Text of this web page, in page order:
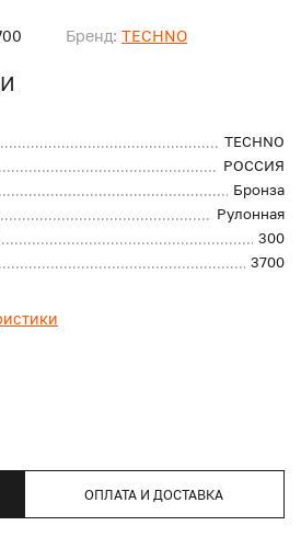
Бренд: TECHNO
TECHNO
РОССИЯ
Бронза
Рулонная
300
3700
ОПЛАТА И ДОСТАВКА